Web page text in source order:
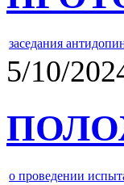
заседания
5/10/
о проведении